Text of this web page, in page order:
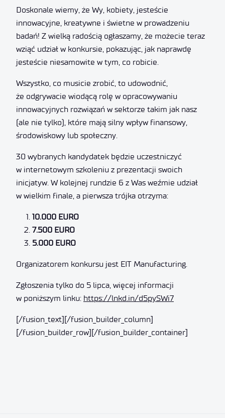
Doskonale wiemy, że Wy, kobiety, jesteście
innowacyjne, kreatywne i świetne w prowadzeniu
badań! Z wielką radością ogłaszamy, że możecie teraz
wziąć udział w konkursie, pokazując, jak naprawdę
jesteście niesamowite w tym, co robicie.
Wszystko, co musicie zrobić, to udowodnić,
że odgrywacie wiodącą rolę w opracowywaniu
innowacyjnych rozwiązań w sektorze takim jak nasz
(ale nie tylko), które mają silny wpływ finansowy,
środowiskowy lub społeczny.
30 wybranych kandydatek będzie uczestniczyć
w internetowym szkoleniu z prezentacji swoich
inicjatyw. W kolejnej rundzie 6 z Was weźmie udział
w wielkim finale, a pierwsza trójka otrzyma:
10.000 EURO
7.500 EURO
5.000 EURO
Organizatorem konkursu jest EIT Manufacturing.
Zgłoszenia tylko do 5 lipca, więcej informacji
w poniższym linku: https://lnkd.in/d5pySWi7
[/fusion_text][/fusion_builder_column]
[/fusion_builder_row][/fusion_builder_container]